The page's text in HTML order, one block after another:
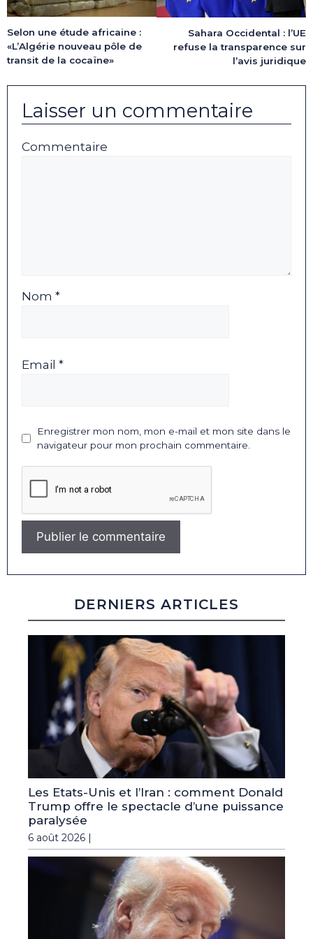
Selon une étude africaine :
«L’Algérie nouveau pôle de
transit de la cocaïne»
Sahara Occidental : l’UE
refuse la transparence sur
l’avis juridique
Laisser un commentaire
Commentaire
Nom *
Email *
Enregistrer mon nom, mon e-mail et mon site dans le
navigateur pour mon prochain commentaire.
DERNIERS ARTICLES
Les Etats-Unis et l’Iran : comment Donald
Trump offre le spectacle d’une puissance
paralysée
6 août 2026 |